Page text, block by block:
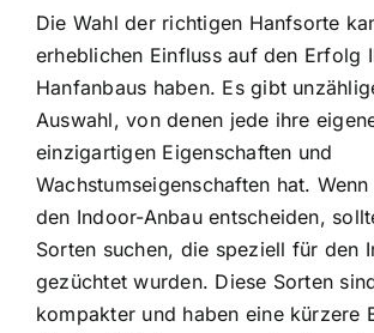
Die Wahl der richtigen Hanfsorte
erheblichen Einfluss auf den Erfolg
Hanfanbaus haben. Es gibt
Auswahl, von denen jede ihre
einzigartigen Eigenschaften und
Wachstumseigenschaften hat.
den Indoor-Anbau entscheiden,
Sorten suchen, die speziell für den
gezüchtet wurden. Diese Sorten
kompakter und haben eine kürzere